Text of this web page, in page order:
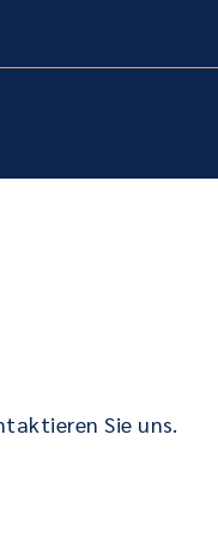
Sie uns.